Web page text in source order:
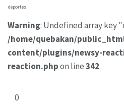
deportes
Warning: Undefined array key
/home/quebakan/
content/plugins/newsy-
reaction.phpon line342
0